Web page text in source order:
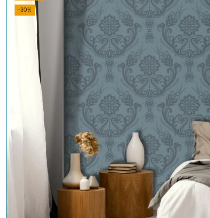
-30%